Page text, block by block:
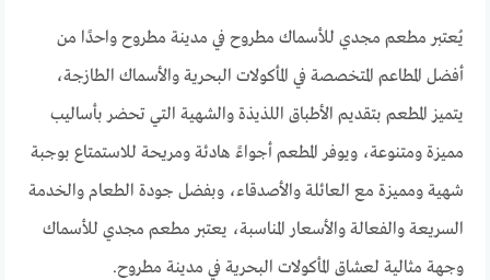
يُعتبر مطعم مجدي للأسماك مطروح في مدينة مطروح واحدًا من
أفضل المطاعم المتخصصة في المأكولات البحرية والأسماك الطازجة،
يتميز المطعم بتقديم الأطباق اللذيذة والشهية التي تحضر بأساليب
مميزة ومتنوعة، ويوفر المطعم أجواءً هادئة ومريحة للاستمتاع بوجبة
شهية ومميزة مع العائلة والأصدقاء، وبفضل جودة الطعام والخدمة
السريعة والفعالة والأسعار المناسبة، يعتبر مطعم مجدي للأسماك
وجهة مثالية لعشاق المأكولات البحرية في مدينة مطروح.